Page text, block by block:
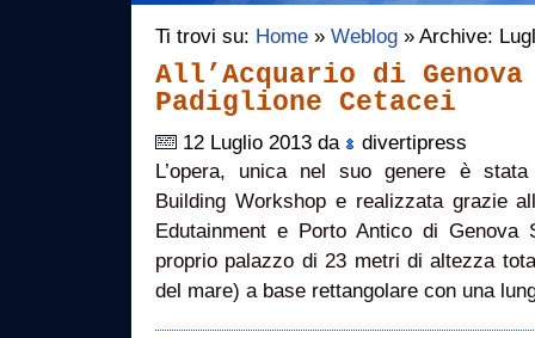
Ti trovi su: Home » Weblog » Archive:
All’Acquario di
Padiglione Cetacei
12 Luglio 2013 da
divertipress
L’opera, unica nel suo genere è
Building Workshop e realizzata grazie
Edutainment e Porto Antico di
proprio palazzo di 23 metri di altezza
del mare) a base rettangolare con una